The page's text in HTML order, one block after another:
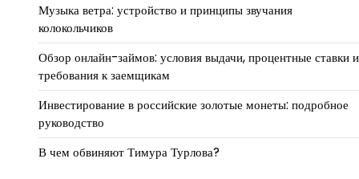
Музыка ветра: устройство и принципы звучания
колокольчиков
Обзор онлайн-займов: условия выдачи, процентные ставки и
требования к заемщикам
Инвестирование в российские золотые монеты: подробное
руководство
В чем обвиняют Тимура Турлова?